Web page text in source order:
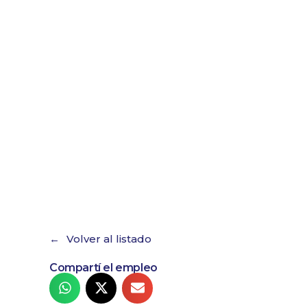
Volver al listado
Compartí el empleo